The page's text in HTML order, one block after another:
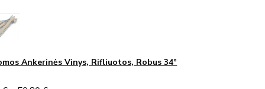
Ankerinės Vinys, Rifliuotos, Robus 34°